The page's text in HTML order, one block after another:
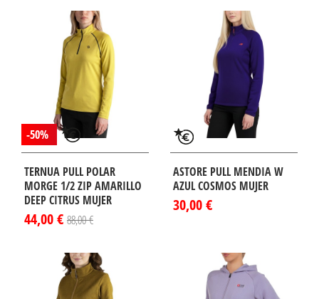
-50%
TERNUA PULL POLAR
MORGE 1/2 ZIP AMARILLO
DEEP CITRUS MUJER
44,00 € 88,00 €
ASTORE PULL MENDIA W
AZUL COSMOS MUJER
30,00 €